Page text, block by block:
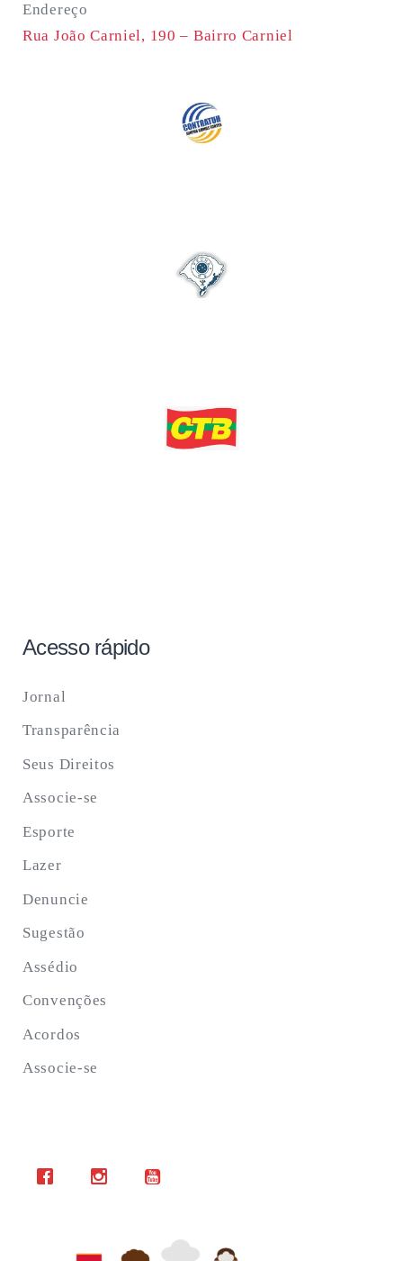
Endereço
Rua João Carniel, 190 – Bairro Carniel
Acesso rápido
Jornal
Transparência
Seus Direitos
Associe-se
Esporte
Lazer
Denuncie
Sugestão
Assédio
Convenções
Acordos
Associe-se